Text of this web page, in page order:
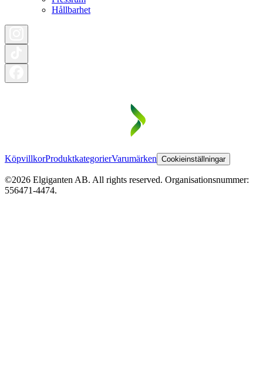
Hållbarhet
KöpvillkorProduktkategorierVarumärken Cookieinställningar
©2026 Elgiganten AB. All rights reserved. Organisationsnummer:
556471-4474.